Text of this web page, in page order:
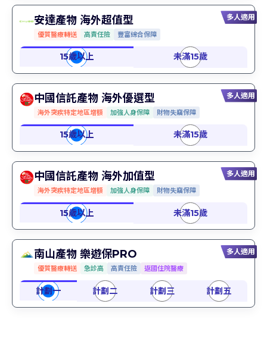
多人適用
安達產物 海外超值型
優質醫療轉送 高責任險 豐富綜合保障
多人適用
中國信託產物 海外優選型
海外突疾特定地區增額 加強人身保障 財物失竊保障
多人適用
中國信託產物 海外加值型
海外突疾特定地區增額 加強人身保障 財物失竊保障
多人適用
南山產物 樂遊保PRO
優質醫療轉送 急診高 高責任險 返國住院醫療